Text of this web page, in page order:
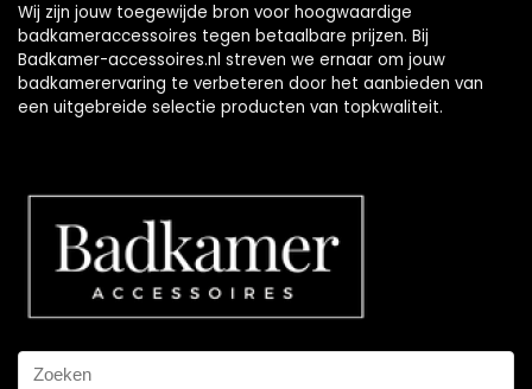
Wij zijn jouw toegewijde bron voor hoogwaardige
badkameraccessoires tegen betaalbare prijzen. Bij
Badkamer-accessoires.nl streven we ernaar om jouw
badkamerervaring te verbeteren door het aanbieden van
een uitgebreide selectie producten van topkwaliteit.